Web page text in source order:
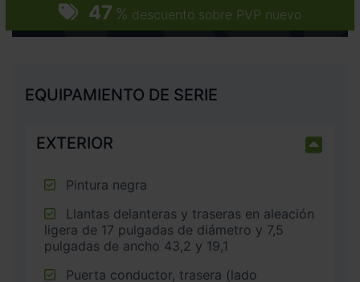
47 % descuento sobre PVP nuevo
EQUIPAMIENTO DE SERIE
EXTERIOR
Pintura negra
ligera de 17 pulgadas de diámetro y 7,5
pulgadas de ancho 43,2 y 19,1